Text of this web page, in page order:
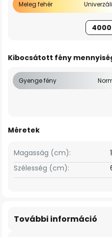
Meleg fehér
Kibocsátott fény
Gyenge fény
Méretek
Szélesség (cm):
Magasság (cm):
További információ